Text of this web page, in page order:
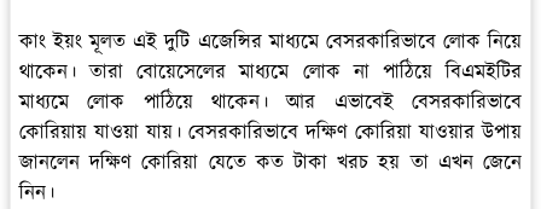
কাং ইয়ং মূলত এই দুটি এজেন্সির মাধ্যমে বেসরকারিভাবে লোক নিয়ে
থাকেন। তারা বোয়েসেলের মাধ্যমে লোক না পাঠিয়ে বিএমইটির
মাধ্যমে লোক পাঠিয়ে থাকেন। আর এভাবেই বেসরকারিভাবে
কোরিয়ায় যাওয়া যায়। বেসরকারিভাবে দক্ষিণ কোরিয়া যাওয়ার উপায়
জানলেন দক্ষিণ কোরিয়া যেতে কত টাকা খরচ হয় তা এখন জেনে
নিন।